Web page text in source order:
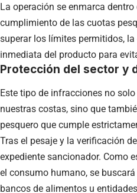
La operación se enmarca
cumplimiento de las cuotas
superar los límites permitidos,
inmediata del producto para
Protección del sector y
Este tipo de infracciones no
nuestras costas, sino que
pesquero que cumple
Tras el pesaje y la verificación
expediente sancionador. Como
el consumo humano, se
bancos de alimentos u